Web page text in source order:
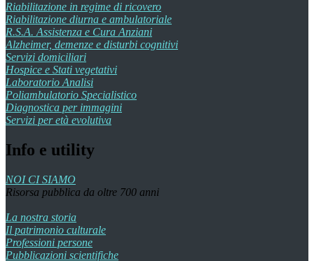
Riabilitazione in regime di ricovero
Riabilitazione diurna e ambulatoriale
R.S.A. Assistenza e Cura Anziani
Alzheimer, demenze e disturbi cognitivi
Servizi domiciliari
Hospice e Stati vegetativi
Laboratorio Analisi
Poliambulatorio Specialistico
Diagnostica per immagini
Servizi per età evolutiva
Info e utility
NOI CI SIAMO
Risorsa pubblica da oltre 700 anni
La nostra storia
Il patrimonio culturale
Professioni persone
Pubblicazioni scientifiche